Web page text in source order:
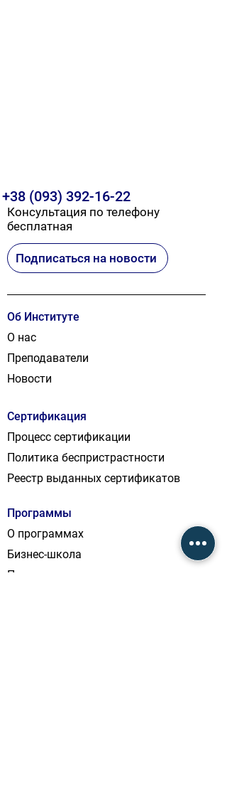
+38 (093) 392-16-22
Консультация по телефону
бесплатная
Подписаться на новости
Об Институте
О нас
Преподаватели
Новости
Сертификация
Процесс сертификации
Политика беспристрастности
Реестр выданных сертификатов
Программы
О программах
Бизнес-школа
Программы для органов